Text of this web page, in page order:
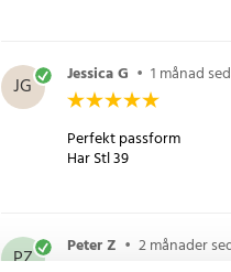
JG Jessica G • 1 månad
Perfekt passform
Har Stl 39
PZ Peter Z • 2 månader